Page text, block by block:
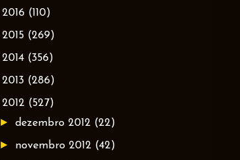
2016 (110)
2015 (269)
2014 (356)
2013 (286)
2012 (527)
►dezembro 2012 (22)
► novembro 2012 (42)